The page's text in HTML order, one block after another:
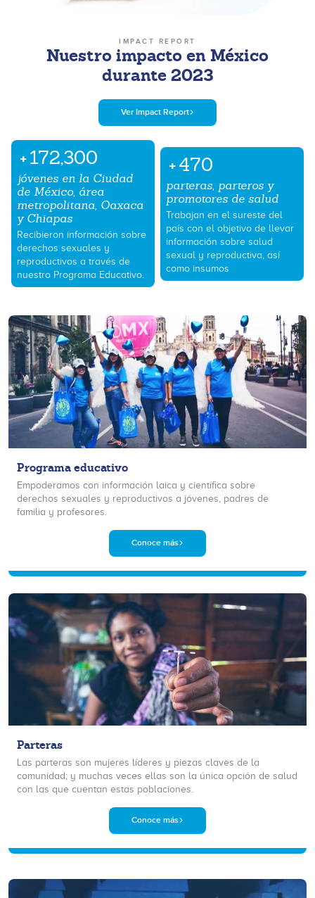
IMPACT REPORT
Nuestro impacto en México
durante 2023
Ver Impact Report
+172,300
jóvenes en la Ciudad
de México, área
metropolitana, Oaxaca
y Chiapas
Recibieron información sobre
derechos sexuales y
reproductivos a través de
nuestro Programa Educativo.
+470
parteras, parteros y
promotores de salud
Trabajan en el sureste del
país con el objetivo de llevar
información sobre salud
sexual y reproductiva, así
como insumos
Programa educativo
Empoderamos con información laica y científica sobre
derechos sexuales y reproductivos a jóvenes, padres de
familia y profesores.
Conoce más
Parteras
Las parteras son mujeres líderes y piezas claves de la
comunidad; y muchas veces ellas son la única opción de salud
con las que cuentan estas poblaciones.
Conoce más